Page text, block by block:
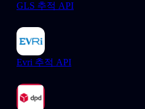
GLS 추적 API
Evri 추적 API